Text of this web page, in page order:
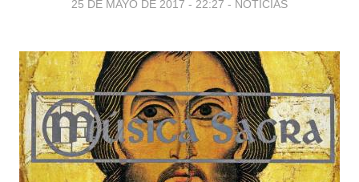
25 DE MAYO DE 2017 - 22:27 - NOTICIAS